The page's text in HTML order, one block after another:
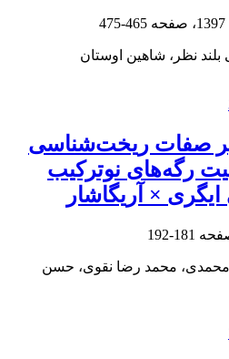
465-475
نظر، شاهین اوستان
صفات ریخت‌شناسی
رگه‌های نوترکیب
× آریگاشار
181-192
محمدی، محمد رضا نقوی، حسن